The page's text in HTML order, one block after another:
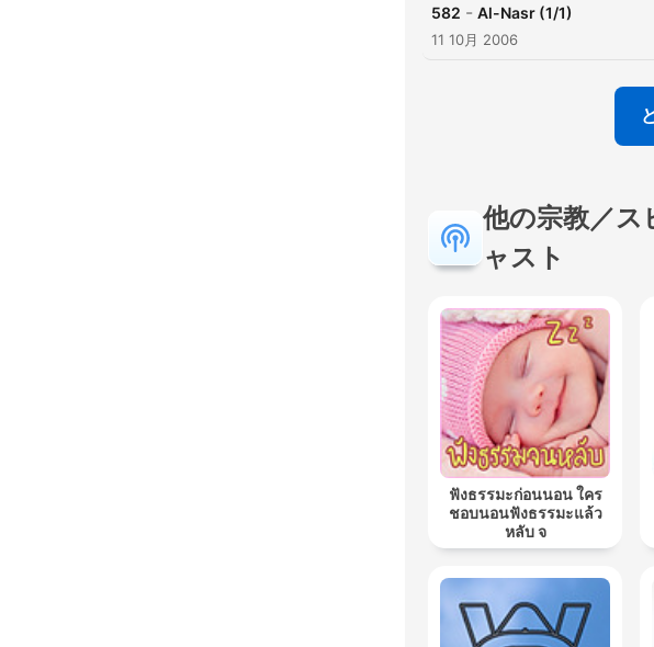
582 - Al-Nasr (1/1)
11 10月 2006
他の宗教／ス
ャスト
ฟังธรรมะก่อนนอน ใคร
ชอบนอนฟังธรรมะแล้ว
หลับ จ